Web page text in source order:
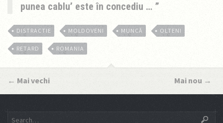
punea cablu’ este în concediu …
DISTRACTIE MOLDOVENI MUNCĂ OLTENI
RETARD ROMANIA
← Mai vechi Mai nou →